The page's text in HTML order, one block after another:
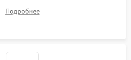
Подробнее